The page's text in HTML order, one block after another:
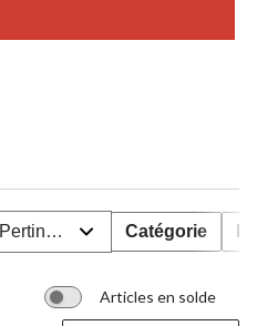
Pertinence Catégorie
Articles en solde